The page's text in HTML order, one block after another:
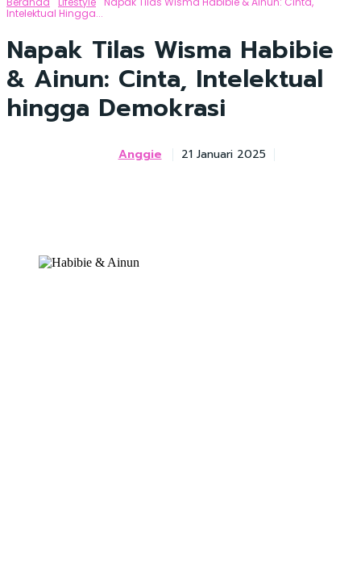
Intelektual Hingga...
Napak Tilas Wisma Habibie
& Ainun: Cinta, Intelektual
hingga Demokrasi
Anggie 21 Januari 2025